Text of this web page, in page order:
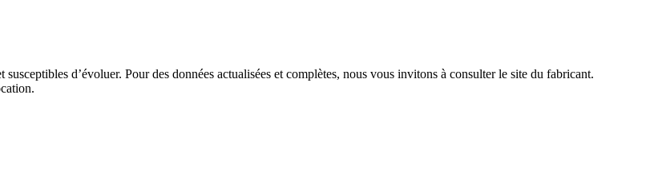
d’évoluer. Pour des données actualisées et complètes, nous vous invitons à consulter le site du fabricant.